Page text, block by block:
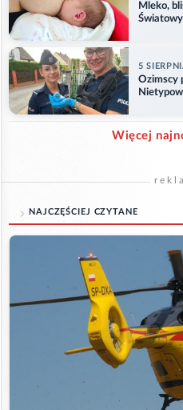
Mleko,
5
Ozimscy
Więcej
NAJCZĘŚCIEJ CZYTANE